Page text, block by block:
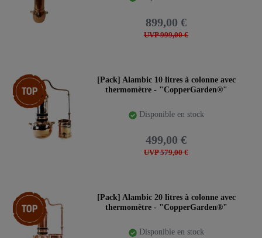
UVP 999,00 €
899,00 €
Article phare
[Pack] Alambic 10 litres à colonne avec
thermomètre - "CopperGarden®"
Disponible en stock
UVP 579,00 €
499,00 €
Pack d’articles
[Pack] Alambic 20 litres à colonne avec
thermomètre - "CopperGarden®"
Disponible en stock